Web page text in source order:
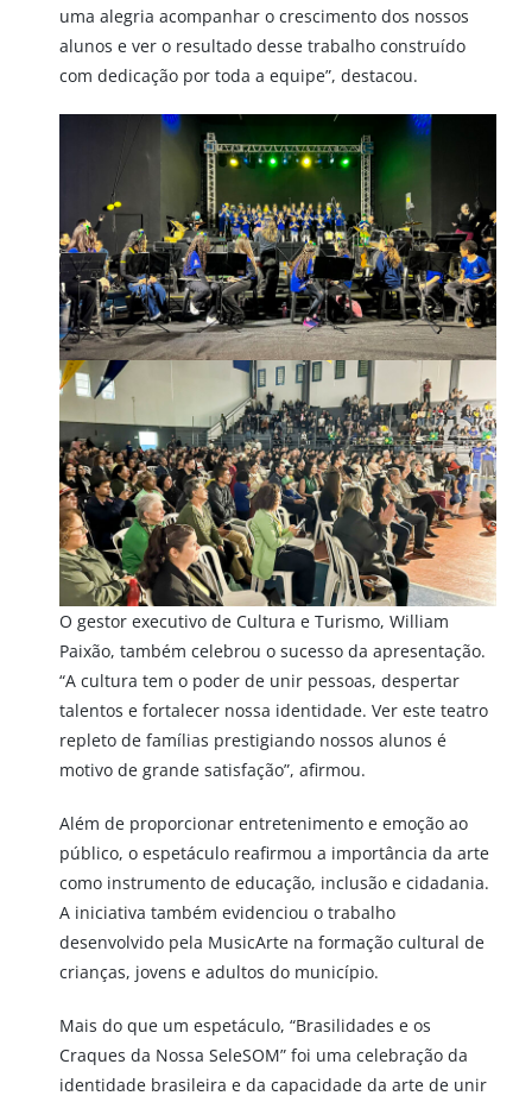
uma alegria acompanhar o crescimento dos nossos
alunos e ver o resultado desse trabalho construído
com dedicação por toda a equipe”, destacou.
O gestor executivo de Cultura e Turismo, William
Paixão, também celebrou o sucesso da apresentação.
“A cultura tem o poder de unir pessoas, despertar
talentos e fortalecer nossa identidade. Ver este teatro
repleto de famílias prestigiando nossos alunos é
motivo de grande satisfação”, afirmou.
Além de proporcionar entretenimento e emoção ao
público, o espetáculo reafirmou a importância da arte
como instrumento de educação, inclusão e cidadania.
A iniciativa também evidenciou o trabalho
desenvolvido pela MusicArte na formação cultural de
crianças, jovens e adultos do município.
Mais do que um espetáculo, “Brasilidades e os
Craques da Nossa SeleSOM” foi uma celebração da
identidade brasileira e da capacidade da arte de unir